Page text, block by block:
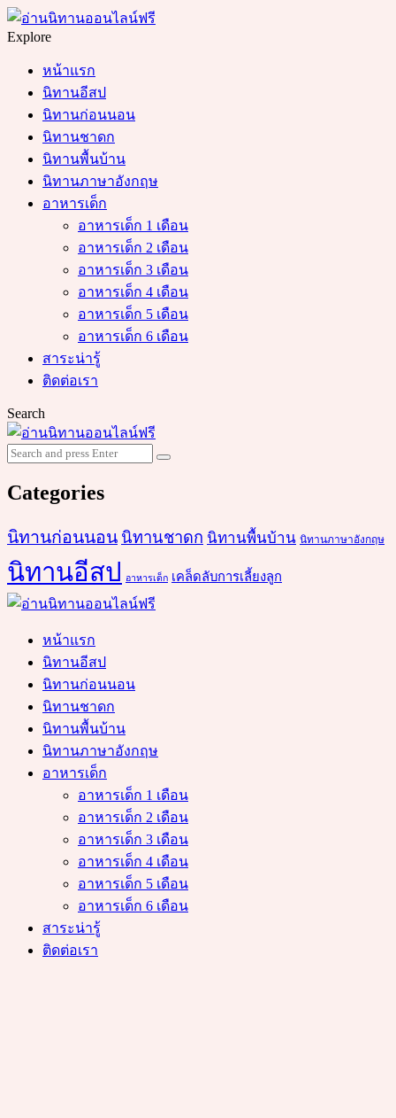
Menu
Search
Explore
หน้าแรก
นิทานอีสป
นิทานก่อนนอน
นิทานชาดก
นิทานพื้นบ้าน
นิทานภาษาอังกฤษ
อาหารเด็ก
อาหารเด็ก 1 เดือน
อาหารเด็ก 2 เดือน
อาหารเด็ก 3 เดือน
อาหารเด็ก 4 เดือน
อาหารเด็ก 5 เดือน
อาหารเด็ก 6 เดือน
สาระน่ารู้
ติดต่อเรา
Search
Search
for:
Search
Categories
นิทานก่อนนอน นิทานชาดก นิทานพื้นบ้าน นิทานภาษาอังกฤษ
นิทานอีสป อาหารเด็ก เคล็ดลับการเลี้ยงลูก
หน้าแรก
นิทานอีสป
นิทานก่อนนอน
นิทานชาดก
นิทานพื้นบ้าน
นิทานภาษาอังกฤษ
อาหารเด็ก
อาหารเด็ก 1 เดือน
อาหารเด็ก 2 เดือน
อาหารเด็ก 3 เดือน
อาหารเด็ก 4 เดือน
อาหารเด็ก 5 เดือน
อาหารเด็ก 6 เดือน
สาระน่ารู้
ติดต่อเรา